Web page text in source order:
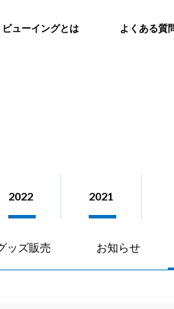
ューイングとは よくある質
2022 2021
ッズ販売 お知らせ